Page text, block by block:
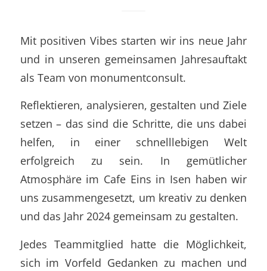
Mit positiven Vibes starten wir ins neue Jahr
und in unseren gemeinsamen Jahresauftakt
als Team von monumentconsult.
Reflektieren, analysieren, gestalten und Ziele
setzen – das sind die Schritte, die uns dabei
helfen, in einer schnelllebigen Welt
erfolgreich zu sein. In gemütlicher
Atmosphäre im Cafe Eins in Isen haben wir
uns zusammengesetzt, um kreativ zu denken
und das Jahr 2024 gemeinsam zu gestalten.
Jedes Teammitglied hatte die Möglichkeit,
sich im Vorfeld Gedanken zu machen und